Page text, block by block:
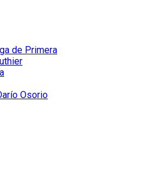
de Primera
Osorio